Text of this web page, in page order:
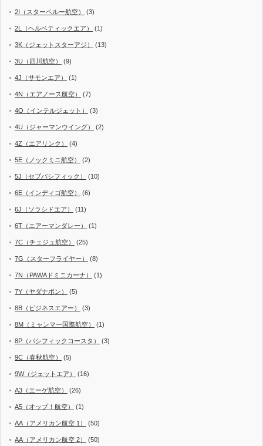
2I（スターペルー航空） (3)
2L（ヘルベティックエア） (1)
3K（ジェットスターアジ） (13)
3U（四川航空） (9)
4J（サモンエア） (1)
4N（エアノース航空） (7)
4O（インテルジェット） (3)
4U（ジャーマンウイング） (2)
4Z（エアリンク） (4)
5E（ノックミニ航空） (2)
5J（セブパシフィック） (10)
6E（インディゴ航空） (6)
6J（ソラシドエア） (11)
6T（エアーマンダレー） (1)
7C（チェジュ航空） (25)
7G（スターフライヤー） (8)
7N（PAWAドミニカーナ） (1)
7Y（ヤダナポン） (5)
8B（ビジネスエアー） (3)
8M（ミャンマー国際航空） (1)
8P（パシフィックコースタ） (3)
9C（春秋航空） (5)
9W（ジェットエア） (16)
A3（エーゲ航空） (26)
A5（オップ！航空） (1)
AA（アメリカン航空 1） (50)
AA（アメリカン航空 2） (50)